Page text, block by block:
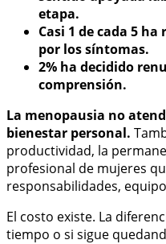
etapa.
Casi 1 de cada 5
por los síntomas.
2% ha decidido
comprensión.
La menopausia no
bienestar personal.
productividad, la
profesional de mujeres
responsabilidades,
El costo existe. La
tiempo o si sigue